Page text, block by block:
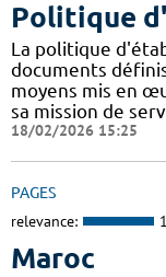
Politique
La politique
documents
moyens mis en
sa mission de
18/02/2026 15:25
PAGES
relevance:
Maroc